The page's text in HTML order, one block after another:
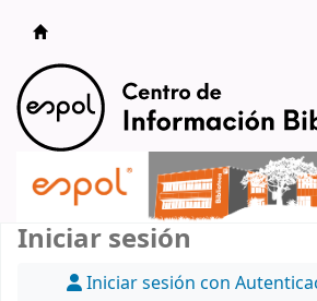
Catálogo en línea
Iniciar sesión
Iniciar sesión con